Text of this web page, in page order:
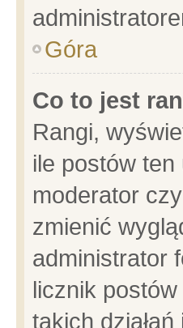
Góra
Co to jest
Rangi,
ile postów
moderator
zmienić
administrator
licznik
takich